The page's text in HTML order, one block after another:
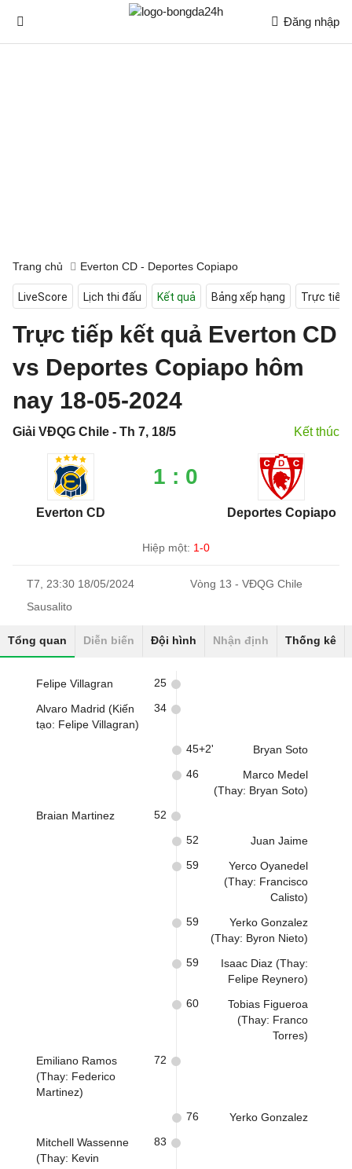
Đăng nhập
Trang chủ Everton CD - Deportes Copiapo
LiveScore Lịch thi đấu Kết quả Bảng xếp hạng Trực tiếp
Trực tiếp kết quả Everton CD
vs Deportes Copiapo hôm
nay 18-05-2024
Giải VĐQG Chile - Th 7, 18/5 Kết thúc
Everton CD
1 : 0
Deportes Copiapo
Hiệp một: 1-0
T7, 23:30 18/05/2024
Vòng 13 - VĐQG Chile
Sausalito
Tổng quan Diễn biến Đội hình Nhận định Thống kê
Felipe Villagran 25
Alvaro Madrid (Kiến
tạo: Felipe Villagran)
34
Bryan Soto
45+2'
Marco Medel
(Thay: Bryan Soto)
46
Braian Martinez 52
Juan Jaime
52
Yerco Oyanedel
(Thay: Francisco
Calisto)
59
Yerko Gonzalez
(Thay: Byron Nieto)
59
Isaac Diaz (Thay:
Felipe Reynero)
59
Tobias Figueroa
(Thay: Franco
Torres)
60
Emiliano Ramos
(Thay: Federico
Martinez)
72
Yerko Gonzalez
76
Mitchell Wassenne
(Thay: Kevin
83